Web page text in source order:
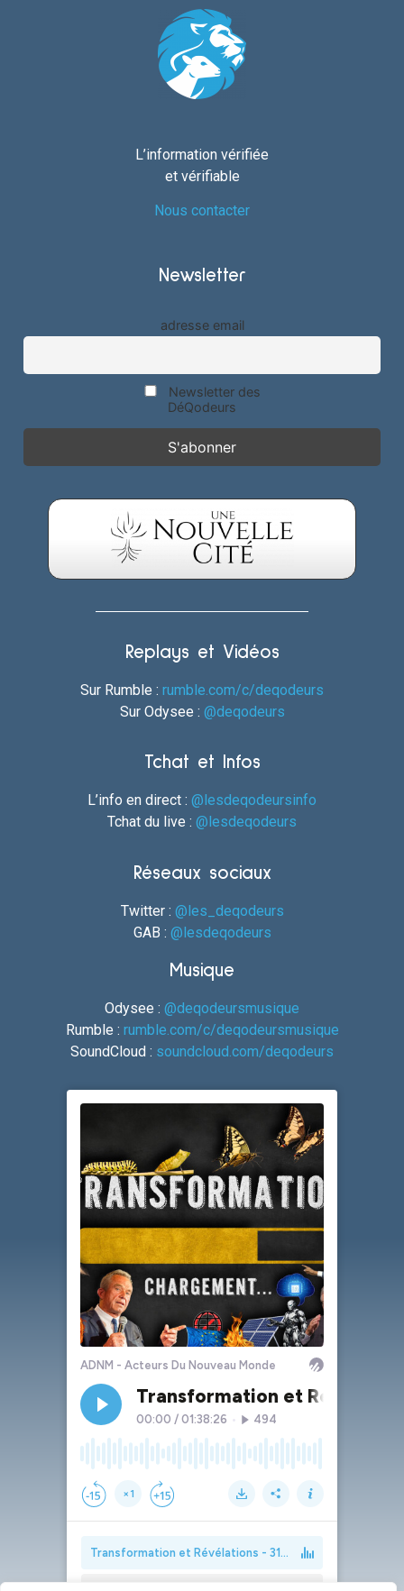
L’information vérifiée
et vérifiable
Nous contacter
Newsletter
adresse email
Newsletter des
DéQodeurs
Replays et Vidéos
Sur Rumble : rumble.com/c/deqodeurs
Sur Odysee : @deqodeurs
Tchat et Infos
L’info en direct : @lesdeqodeursinfo
Tchat du live : @lesdeqodeurs
Réseaux sociaux
Twitter : @les_deqodeurs
GAB : @lesdeqodeurs
Musique
Odysee : @deqodeursmusique
Rumble : rumble.com/c/deqodeursmusique
SoundCloud : soundcloud.com/deqodeurs